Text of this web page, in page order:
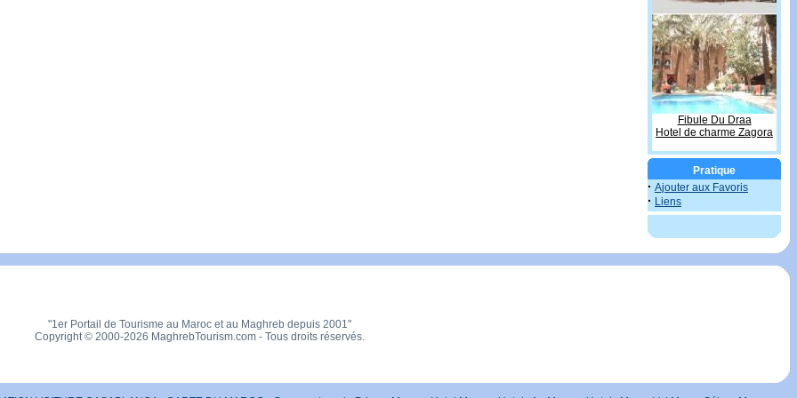
Fibule Du Draa
Hotel de charme Zagora
Pratique
· Ajouter aux Favoris
· Liens
"1er Portail de Tourisme au Maroc et au Maghreb depuis 2001"
Copyright © 2000-2026 MaghrebTourism.com - Tous droits réservés.